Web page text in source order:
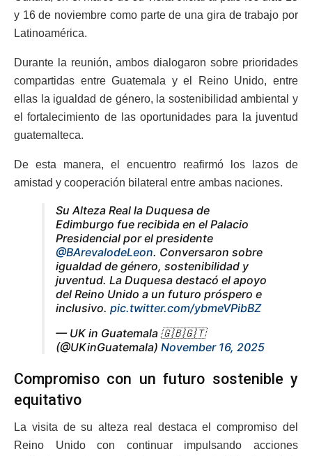
y 16 de noviembre como parte de una gira de trabajo por
Latinoamérica.
Durante la reunión, ambos dialogaron sobre prioridades
compartidas entre Guatemala y el Reino Unido, entre
ellas la igualdad de género, la sostenibilidad ambiental y
el fortalecimiento de las oportunidades para la juventud
guatemalteca.
De esta manera, el encuentro reafirmó los lazos de
amistad y cooperación bilateral entre ambas naciones.
Su Alteza Real la Duquesa de
Edimburgo fue recibida en el Palacio
Presidencial por el presidente
@BArevalodeLeon. Conversaron sobre
igualdad de género, sostenibilidad y
juventud. La Duquesa destacó el apoyo
del Reino Unido a un futuro próspero e
inclusivo. pic.twitter.com/ybmeVPibBZ
— UK in Guatemala 🇬🇧🇬🇹
(@UKinGuatemala) November 16, 2025
Compromiso con un futuro sostenible y
equitativo
La visita de su alteza real destaca el compromiso del
Reino Unido con continuar impulsando acciones